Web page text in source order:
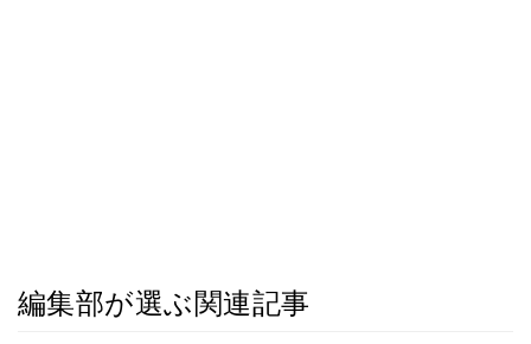
編集部が選ぶ関連記事